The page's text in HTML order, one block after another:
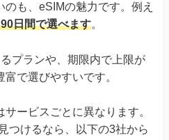
も、eSIMの魅力です。例え
日間で選べます。
プランや、期限内で上限が
で選びやすいです。
ービスごとに異なります。
つけるなら、以下の3社から